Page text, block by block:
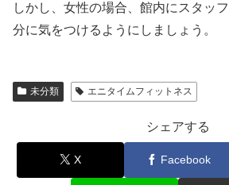
しかし、女性の場合、館内にスタッ
分に気をつけるようにしましょう。
未分類 エニタイムフィットネス
シェアする
X Facebook